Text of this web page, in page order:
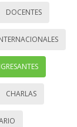
DOCENTES
CHARLAS